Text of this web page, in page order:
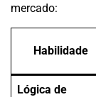
mercado:
Habilidade
Lógica de